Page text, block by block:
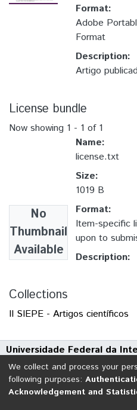
Format:
Adobe
Format
Description:
Artigo
License bundle
Now showing 1 - 1 of 1
No
Thumbnail
Available
Name:
license.txt
Size:
1019 B
Format:
Item-specific
upon to
Description:
Collections
II SIEPE - Artigos científicos
Universidade Federal da
Avenida Tarquínio Joslin dos
CEP: 85870-650 |
We collect and process your
following purposes:
Acknowledgement and